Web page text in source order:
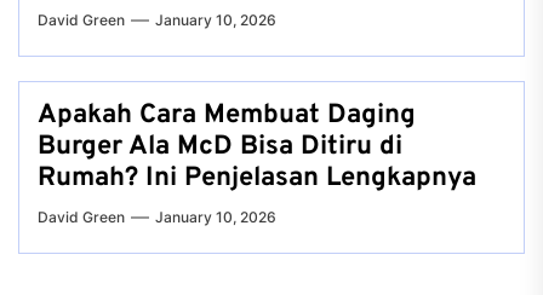
David Green January 10, 2026
Apakah Cara Membuat Daging
Burger Ala McD Bisa Ditiru di
Rumah? Ini Penjelasan Lengkapnya
David Green January 10, 2026